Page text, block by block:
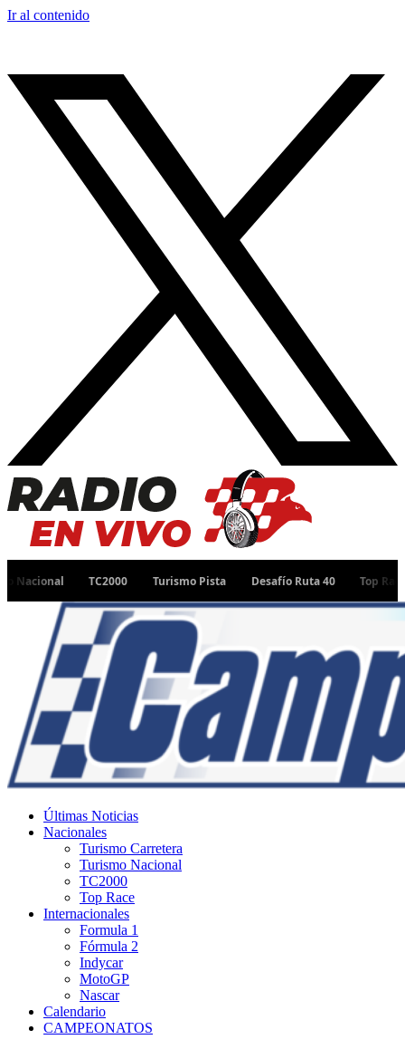
Ir al contenido
TC2000 Turismo Pista Desafío Ruta 40 Top Race TC Pista
Últimas Noticias
Nacionales
Turismo Carretera
Turismo Nacional
TC2000
Top Race
Internacionales
Formula 1
Fórmula 2
Indycar
MotoGP
Nascar
Calendario
CAMPEONATOS